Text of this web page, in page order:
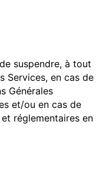
suspendre, à tout
Services, en cas de
Générales
et/ou en cas de
réglementaires en